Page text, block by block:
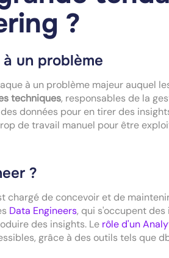
?
un problème
à un problème majeur auquel
techniques, responsables de la
données pour en tirer des
de travail manuel pour être
?
chargé de concevoir et de
Data Engineers, qui s'occupent
des insights. Le rôle d'un
grâce à des outils tels que